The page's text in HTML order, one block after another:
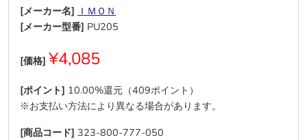
[メーカー名] ＩＭＯＮ
[メーカー型番] PU205
[価格] ¥4,085
[ポイント] 10.00%還元（409ポイント）
※お支払い方法により異なる場合があります。
[商品コード] 323-800-777-050